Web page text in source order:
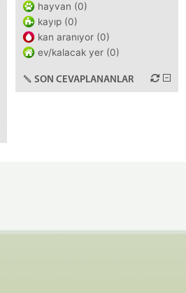
hayvan (0)
kayıp (0)
kan aranıyor (0)
ev/kalacak yer (0)
SON CEVAPLANANLAR